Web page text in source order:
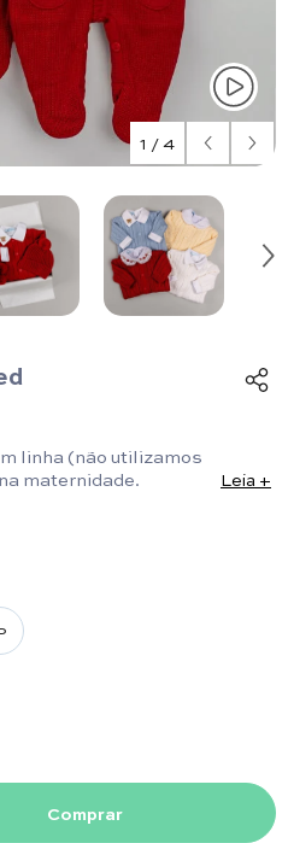
1 /4
linha (não utilizamos
maternidade.
Leia +
- Milão - Red
para Macacão - Milão - Red
Comprar